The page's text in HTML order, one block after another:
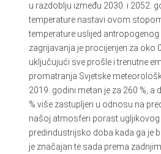
u razdoblju između 2030. i 2052.
temperature nastavi ovom
temperature uslijed
zagrijavanja je procijenjen za oko
uključujući sve prošle i trenutne
promatranja Svjetske
2019. godini metan je za 260 %, a
% više zastupljen u odnosu na
našoj atmosferi porast
predindustrijsko doba kada ga je
je značajan te sada prema